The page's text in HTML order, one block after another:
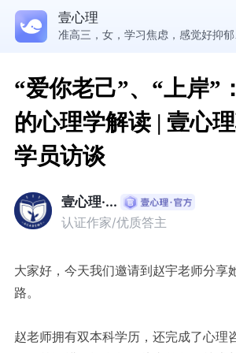
壹心理
“爱你老己”、“上岸”
的心理学解读 | 壹心
学员访谈
壹心理·...
认证作家/优质答主
大家好，今天我们邀请到赵宇老师分享
路。
赵老师拥有双本科学历，还完成了心理